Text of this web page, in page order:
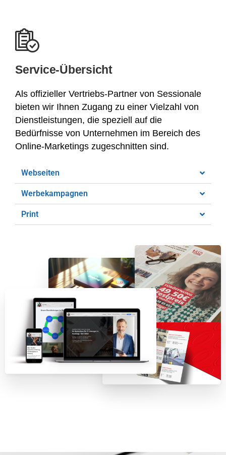
Service-Übersicht
Als offizieller Vertriebs-Partner von Sessionale
bieten wir Ihnen Zugang zu einer Vielzahl von
Dienstleistungen, die speziell auf die
Bedürfnisse von Unternehmen im Bereich des
Online-Marketings zugeschnitten sind.
Webseiten
Werbekampagnen
Print